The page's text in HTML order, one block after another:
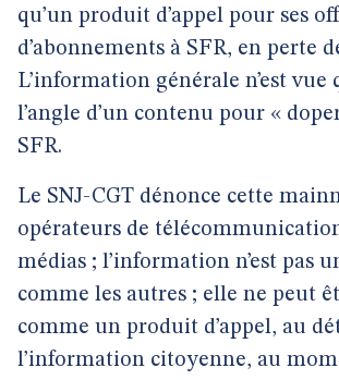
qu’un produit d’appel pour ses
d’abonnements à SFR, en perte
L’information générale n’est vue
l’angle d’un contenu pour «
SFR.
Le SNJ-CGT dénonce cette
opérateurs de
médias ; l’information n’est pas
comme les autres ; elle ne peut
comme un produit d’appel, au
l’information citoyenne, au